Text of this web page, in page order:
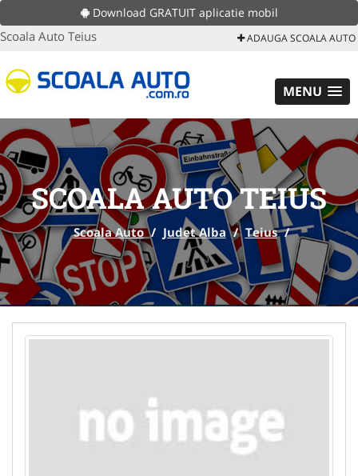
Download GRATUIT aplicatie mobil
Scoala Auto Teius ADAUGA SCOALA AUTO
MENU
SCOALA AUTO TEIUS
Scoala Auto / Judet Alba / Teius /